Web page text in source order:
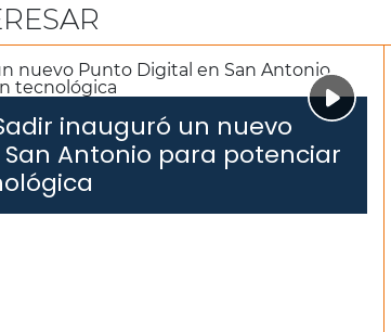
inauguró un nuevo
Antonio para potenciar